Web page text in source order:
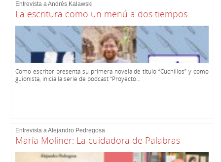
Entrevista a Andrés Kalawski
La escritura como un menú a dos tiempos
Como escritor presenta su primera novela de título “Cuchillos” y como
guionista, inicia la serie de podcast “Proyecto...
Entrevista a Alejandro Pedregosa
María Moliner: La cuidadora de Palabras